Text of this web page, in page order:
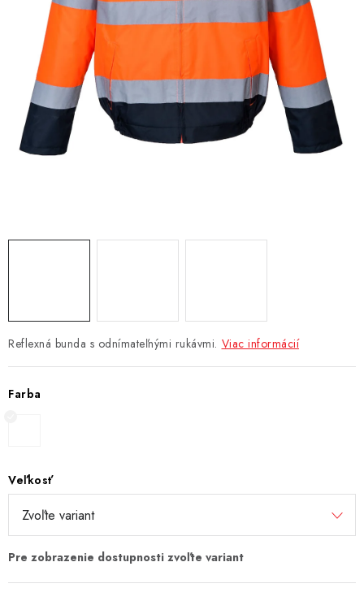
Predajne Kontakt
Pre firmy
Katalógy
Doprava, platba a zľavy
Potlač lôg
Formulár na výmenu tovaru
Reklamačný poriadok
Akcie v predajniach
Formulár na vrátenie tovaru /odstúpenie od zmluvy
Obchodné podmienky
Zásady ochrany osobných údajov
Pravidlá a nastavenia cookies
Reflexná bunda s odnímateľnými rukávmi. Viac informácií
Farba
Veľkosť